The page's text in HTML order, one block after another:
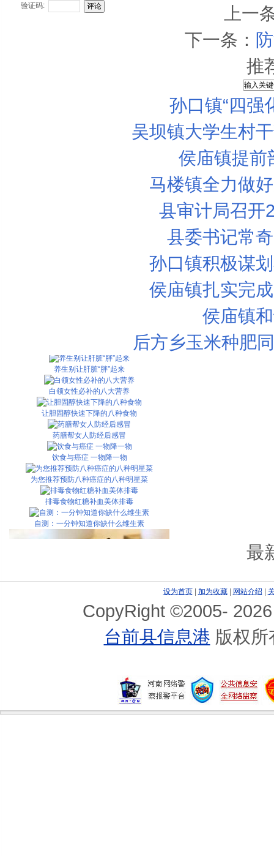
验证码:
上一
下一条：
推
孙口镇“四强
吴坝镇大学生村
侯庙镇提前
马楼镇全力做
县审计局召开
县委书记常
孙口镇积极谋
侯庙镇扎实完
侯庙镇
后方乡玉米种肥
养生别让肝脏“胖”起来
白领女性必补的八大营养
让胆固醇快速下降的八种食物
药膳帮女人防经后感冒
饮食与癌症 一物降一物
为您推荐预防八种癌症的八种明星菜
排毒食物红糖补血美体排毒
自测：一分钟知道你缺什么维生素
最
设为首页| 加为收藏| 网站介绍 |
CopyRight ©2005-
台前县信息港 版权